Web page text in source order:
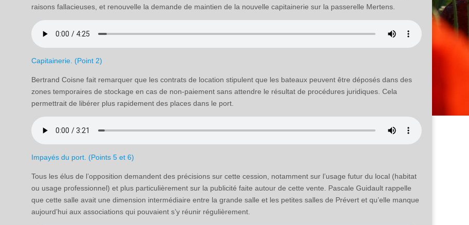
raisons fallacieuses, et renouvelle la demande de maintien de la nouvelle capitainerie sur la passerelle Mertens.
Capitainerie. (Point 2)
Bertrand Coisne fait remarquer que les contrats de location stipulent que les bateaux peuvent être déposés dans des
zones temporaires de stockage en cas de non-paiement sans attendre le résultat de procédures juridiques. Cela
permettrait de libérer plus rapidement des places dans le port.
Impayés du port. (Points 5 et 6)
Tous les élus de l’opposition demandent des précisions sur cette cession, notamment sur l’usage futur du local (habitat
ou usage professionnel) et plus particulièrement sur la publicité faite autour de cette vente. Pascale Guidault rappelle
que cette salle avait une dimension intermédiaire entre la grande salle et les petites salles de Prévert et qu’elle manque
aujourd’hui aux associations qui pouvaient s’y réunir régulièrement.